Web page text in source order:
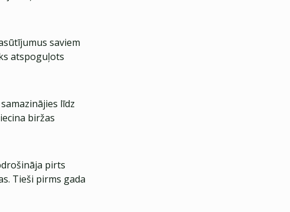
saviem
atspoguļots
līdz
biržas
pirts
Tieši pirms gada